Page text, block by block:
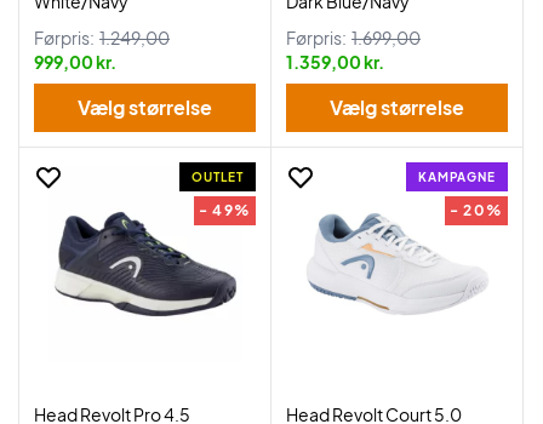
Førpris: 1.249,00
999,00 kr.
Vælg størrelse
Førpris: 1.699,00
1.359,00 kr.
Vælg størrelse
OUTLET
- 49%
Head Revolt Pro 4.5
KAMPAGNE
- 20%
Head Revolt Court 5.0